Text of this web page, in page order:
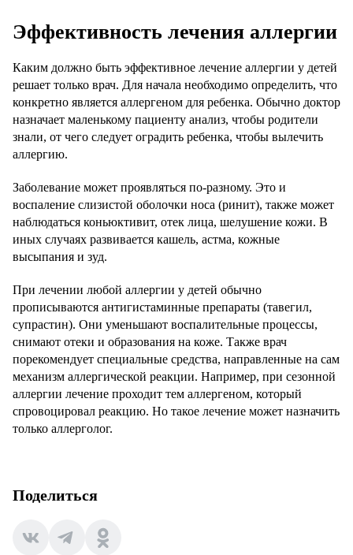
Эффективность лечения аллергии
Каким должно быть эффективное лечение аллергии у детей
решает только врач. Для начала необходимо определить, что
конкретно является аллергеном для ребенка. Обычно доктор
назначает маленькому пациенту анализ, чтобы родители
знали, от чего следует оградить ребенка, чтобы вылечить
аллергию.
Заболевание может проявляться по-разному. Это и
воспаление слизистой оболочки носа (ринит), также может
наблюдаться коньюктивит, отек лица, шелушение кожи. В
иных случаях развивается кашель, астма, кожные
высыпания и зуд.
При лечении любой аллергии у детей обычно
прописываются антигистаминные препараты (тавегил,
супрастин). Они уменьшают воспалительные процессы,
снимают отеки и образования на коже. Также врач
порекомендует специальные средства, направленные на сам
механизм аллергической реакции. Например, при сезонной
аллергии лечение проходит тем аллергеном, который
спровоцировал реакцию. Но такое лечение может назначить
только аллерголог.
Поделиться